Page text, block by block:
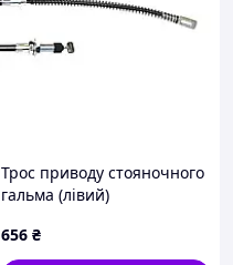
Трос приводу стояночного
гальма (лівий)
3EA3051180
656 ₴